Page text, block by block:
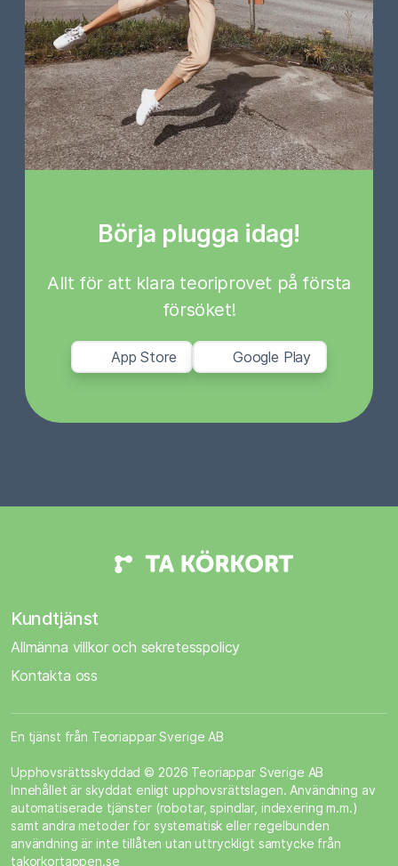
Börja plugga idag!
Allt för att klara teoriprovet på första
försöket!
App Store Google Play
Kundtjänst
Allmänna villkor och sekretesspolicy
Kontakta oss
En tjänst från Teoriappar Sverige AB
Upphovsrättsskyddad © 2026 Teoriappar Sverige AB
Innehållet är skyddat enligt upphovsrättslagen. Användning av
automatiserade tjänster (robotar, spindlar, indexering m.m.)
samt andra metoder för systematisk eller regelbunden
användning är inte tillåten utan uttryckligt samtycke från
takorkortappen.se